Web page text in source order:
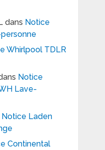
dans Notice
Whirlpool TDLR
Notice
Lave-
Notice Laden
Continental